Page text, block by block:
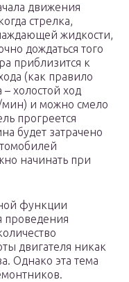
движения
стрелка,
жидкости,
дождаться того
приблизится к
(как правило
холостой ход
и можно смело
прогреется
будет затрачено
начинать при
функции
проведения
двигателя никак
Однако эта тема